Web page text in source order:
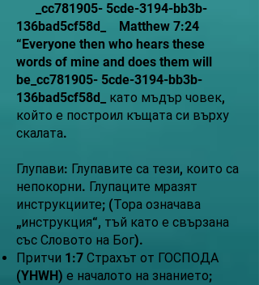
_cc781905- 5cde-3194-bb3b-
136bad5cf58d_ Matthew 7:24
“Everyone then who hears these
words of mine and does them will
be_cc781905- 5cde-3194-bb3b-
136bad5cf58d_ като мъдър човек,
който е построил къщата си върху
скалата.
Глупави: Глупавите са тези, които са
непокорни. Глупаците мразят
инструкциите; (Тора означава
„инструкция“, тъй като е свързана
със Словото на Бог).
Притчи 1:7 Страхът от ГОСПОДА
(YHWH) е началото на знанието;